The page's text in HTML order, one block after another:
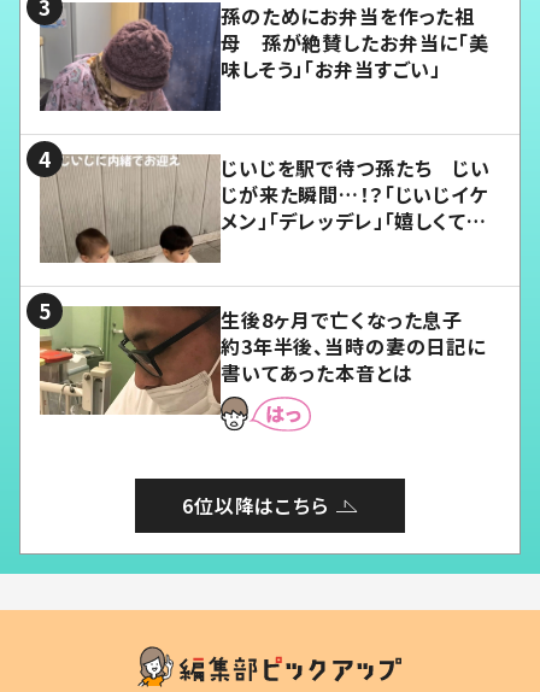
孫のためにお弁当を作った祖
母 孫が絶賛したお弁当に「美
味しそう」「お弁当すごい」
じいじを駅で待つ孫たち じい
じが来た瞬間…！？「じいじイケ
メン」「デレッデレ」「嬉しくて可
生後8ヶ月で亡くなった息子
約3年半後、当時の妻の日記に
書いてあった本音とは
6位以降はこちら